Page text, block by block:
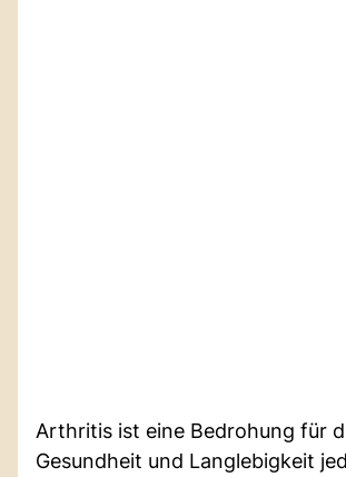
Arthritis ist eine Bedrohung für
Gesundheit und Langlebigkeit